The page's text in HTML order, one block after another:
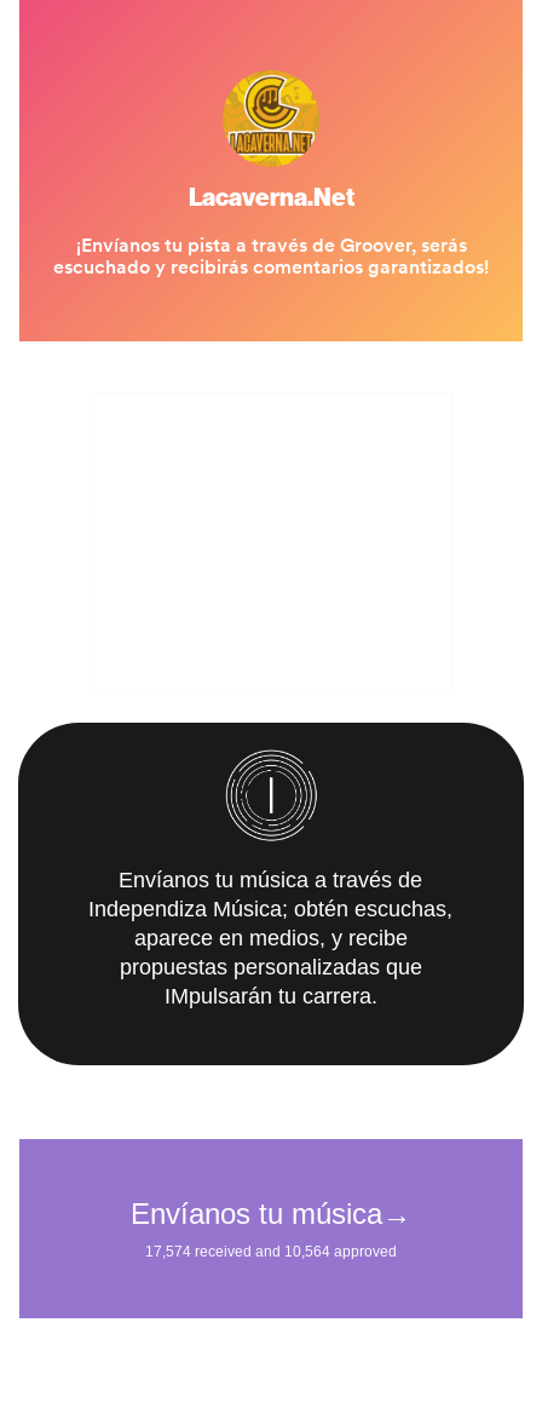
Envíanos tu música a través de
Independiza Música; obtén escuchas,
aparece en medios, y recibe
propuestas personalizadas que
IMpulsarán tu carrera.